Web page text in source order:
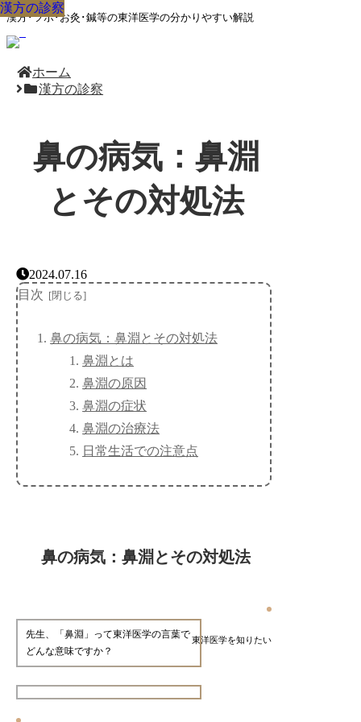
漢方･ツボ･お灸･鍼等の東洋医学の分かりやすい解説
ホーム
漢方の診察
鼻の病気：鼻淵
とその対処法
漢方の診察
2024.07.16
目次
鼻の病気：鼻淵とその対処法
鼻淵とは
鼻淵の原因
鼻淵の症状
鼻淵の治療法
日常生活での注意点
鼻の病気：鼻淵とその対処法
東洋医学を知りたい
先生、「鼻淵」って東洋医学の言葉で
どんな意味ですか？
漢方の診察
漢方の診察
漢方の診察
漢方の診察
漢方の診察
漢方の診察
漢方の診察
漢方の診察